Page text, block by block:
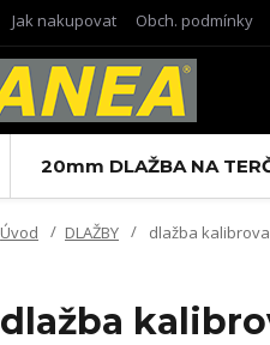
Jak nakupovat Obch. podmínky
20mm DLAŽBA NA
Úvod DLAŽBY dlažba
dlažba